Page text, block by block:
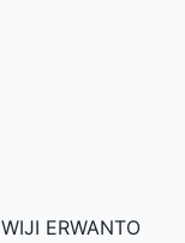
WIJI ERWANTO